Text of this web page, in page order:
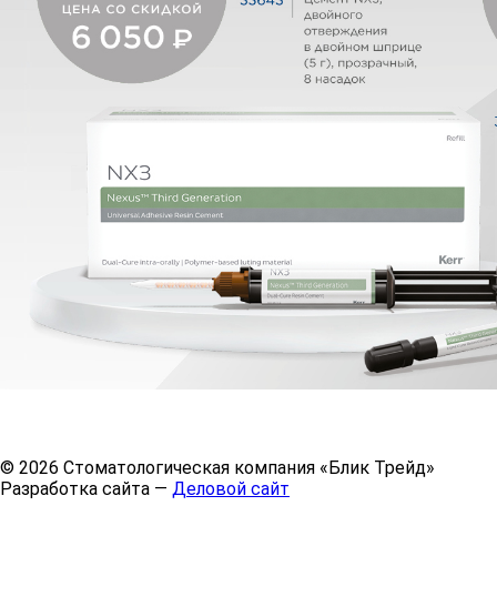
© 2026 Стоматологическая компания «Блик Трейд»
Разработка сайта — Деловой сайт